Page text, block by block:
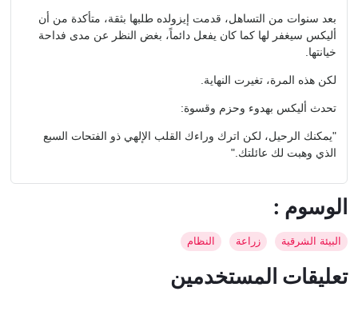
بعد سنوات من التساهل، قدمت إيزولده طلبها بثقة، متأكدة من أن
أليكس سيغفر لها كما كان يفعل دائماً، بغض النظر عن مدى فداحة
خيانتها.
لكن هذه المرة، تغيرت النهاية.
تحدث أليكس بهدوء وحزم وقسوة:
"يمكنك الرحيل، لكن اترك وراءك القلب الإلهي ذو الفتحات السبع
الذي وهبت لك عائلتك."
: الوسوم
البيئة الشرقية زراعة النظام
تعليقات المستخدمين